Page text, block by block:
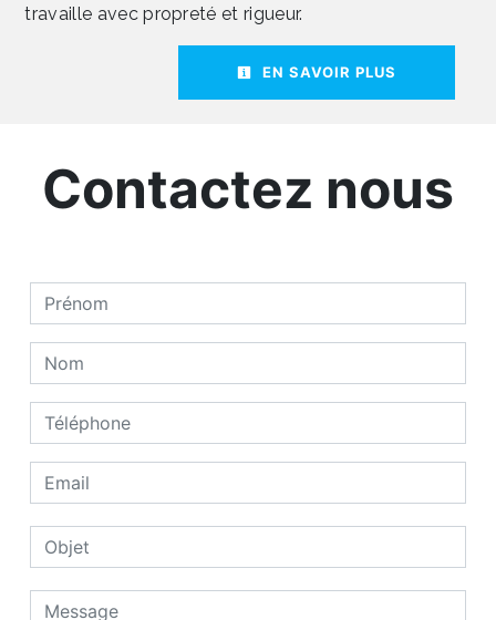
travaille avec propreté et rigueur.
EN SAVOIR PLUS
Contactez nous